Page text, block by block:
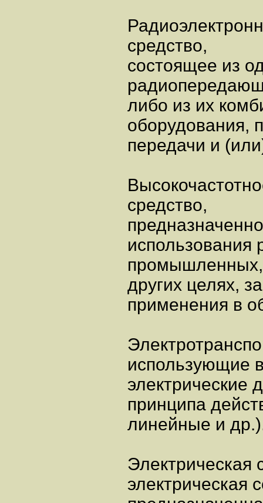
средство,
состоящее из
либо из их
оборудования,
передачи и
средство,
использования
промышленных,
других целях,
применения в
использующие
электрические
принципа
линейные и
Электрическая
электрическая